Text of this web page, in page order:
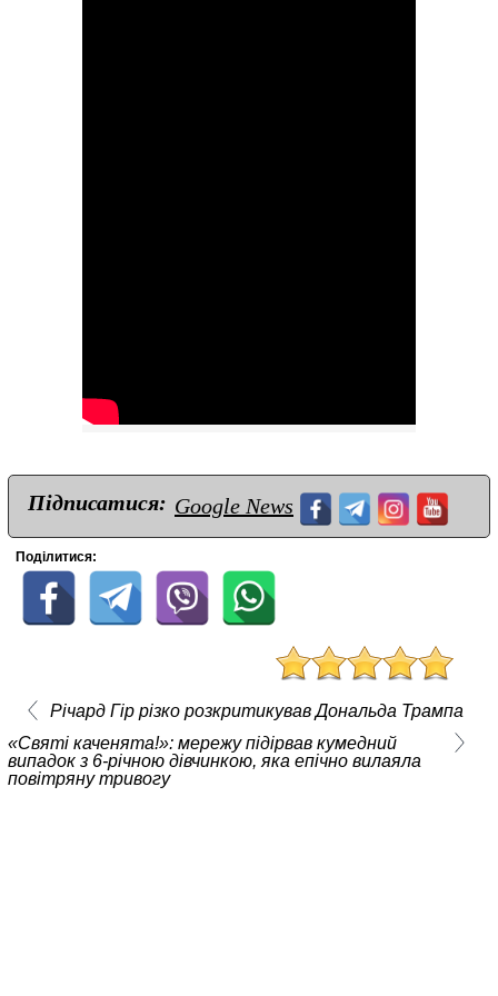
Підписатися: Google News
Поділитися:
Річард Гір різко розкритикував Дональда Трампа
«Святі каченята!»: мережу підірвав кумедний
випадок з 6-річною дівчинкою, яка епічно вилаяла
повітряну тривогу